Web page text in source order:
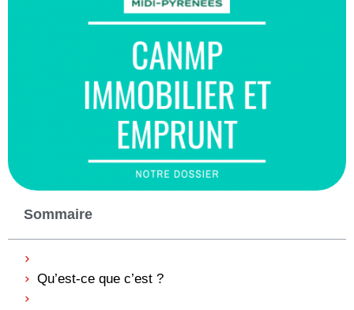
Sommaire
Qu’est-ce que c’est ?